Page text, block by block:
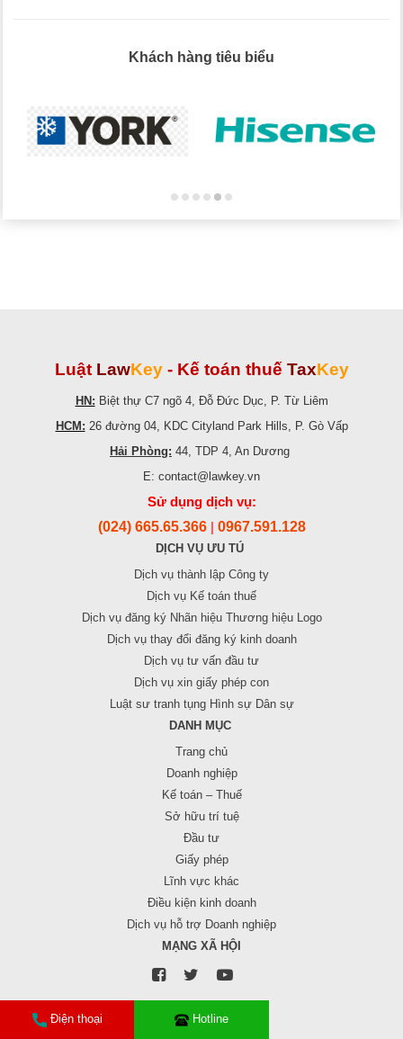
Khách hàng tiêu biểu
Điện thoại Hotline
Luật LawKey - Kế toán thuế TaxKey
HN: Biệt thự C7 ngõ 4, Đỗ Đức Dục, P. Từ Liêm
HCM: 26 đường 04, KDC Cityland Park Hills, P. Gò Vấp
Hải Phòng: 44, TDP 4, An Dương
E: contact@lawkey.vn
Sử dụng dịch vụ:
(024) 665.65.366 0967.591.128
DỊCH VỤ ƯU TÚ
Dịch vụ thành lập Công ty
Dịch vụ Kế toán thuế
Dịch vụ đăng ký Nhãn hiệu Thương hiệu Logo
Dịch vụ thay đổi đăng ký kinh doanh
Dịch vụ tư vấn đầu tư
Dịch vụ xin giấy phép con
Luật sư tranh tụng Hình sự Dân sự
DANH MỤC
Trang chủ
Doanh nghiệp
Kế toán – Thuế
Sở hữu trí tuệ
Đầu tư
Giấy phép
Lĩnh vực khác
Điều kiện kinh doanh
Dịch vụ hỗ trợ Doanh nghiệp
MẠNG XÃ HỘI